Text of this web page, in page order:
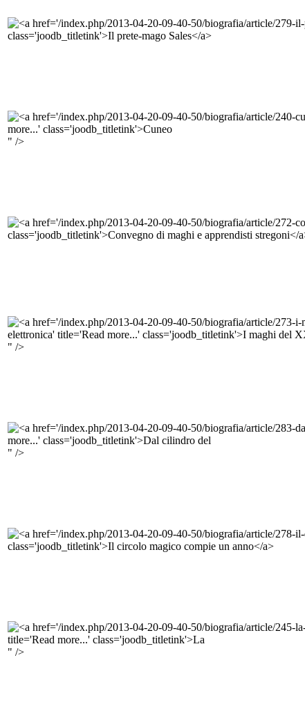
" />
" />
" />
" />